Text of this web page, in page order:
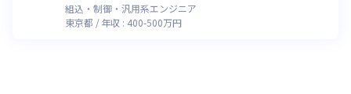
組込・制御・汎用系エンジニア
東京都
年収 : 400-500万円